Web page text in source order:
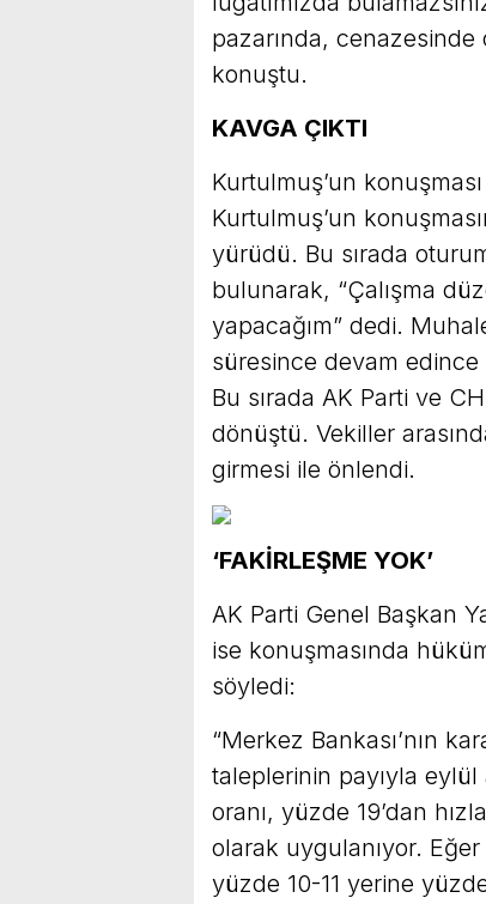
pazarında, cenazesinde
konuştu.
KAVGA ÇIKTI
Kurtulmuş’un
Kurtulmuş’un
yürüdü. Bu sırada
bulunarak, “Çalışma
yapacağım” dedi.
süresince devam
Bu sırada AK Parti ve
dönüştü. Vekiller
girmesi ile önlendi.
‘FAKİRLEŞME YOK’
AK Parti Genel Başkan
ise konuşmasında
söyledi:
“Merkez Bankası’nın
taleplerinin payıyla
oranı, yüzde 19’dan
olarak uygulanıyor.
yüzde 10-11 yerine